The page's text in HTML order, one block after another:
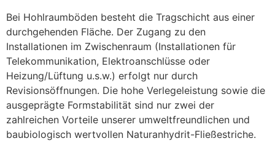
Bei Hohlraumböden besteht die Tragschicht aus einer
durchgehenden Fläche. Der Zugang zu den
Installationen im Zwischenraum (Installationen für
Telekommunikation, Elektroanschlüsse oder
Heizung/Lüftung u.s.w.) erfolgt nur durch
Revisionsöffnungen. Die hohe Verlegeleistung sowie die
ausgeprägte Formstabilität sind nur zwei der
zahlreichen Vorteile unserer umweltfreundlichen und
baubiologisch wertvollen Naturanhydrit-Fließestriche.